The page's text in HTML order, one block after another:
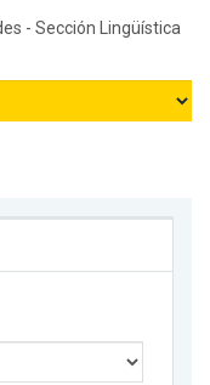
- Sección Lingüística